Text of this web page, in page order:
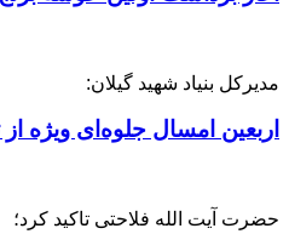
مدیرکل بنیاد شهید گیلان:
اربعین امسال جلوه‌ای ویژه
حضرت آیت الله فلاحتی تاکید کرد؛